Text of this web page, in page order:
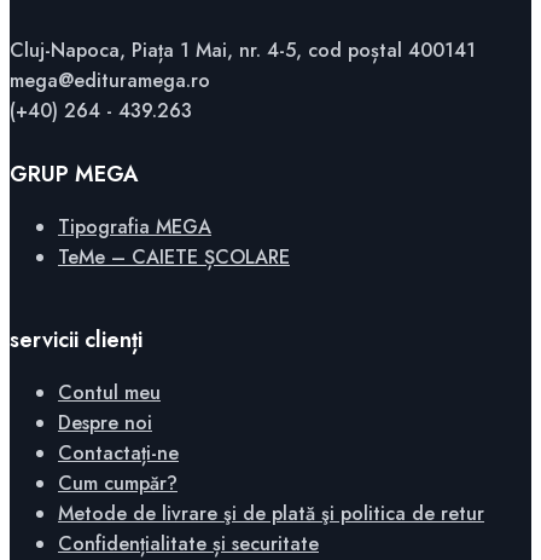
Cluj-Napoca, Piața 1 Mai, nr. 4-5, cod poștal 400141
mega@edituramega.ro
(+40) 264 - 439.263
GRUP MEGA
Tipografia MEGA
TeMe – CAIETE ȘCOLARE
servicii clienți
Contul meu
Despre noi
Contactați-ne
Cum cumpăr?
Metode de livrare şi de plată şi politica de retur
Confidențialitate și securitate